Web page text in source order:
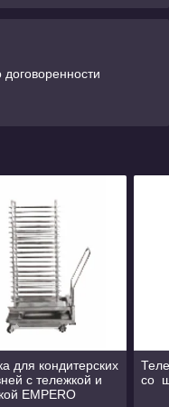
для кондитерских
с тележкой и
EMPERO
со